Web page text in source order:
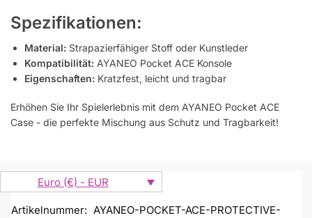
Spezifikationen:
Material: Strapazierfähiger Stoff oder Kunstleder
Kompatibilität: AYANEO Pocket ACE Konsole
Eigenschaften: Kratzfest, leicht und tragbar
Erhöhen Sie Ihr Spielerlebnis mit dem AYANEO Pocket ACE
Case - die perfekte Mischung aus Schutz und Tragbarkeit!
Euro (€) - EUR
Artikelnummer: AYANEO-POCKET-ACE-PROTECTIVE-